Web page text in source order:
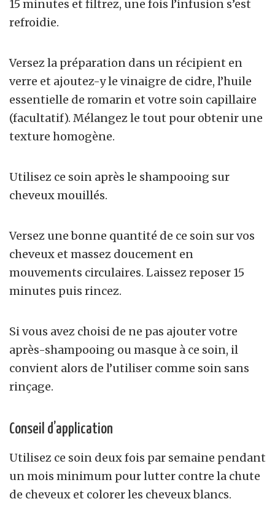
15 minutes et filtrez, une fois l’infusion s’est
refroidie.
Versez la préparation dans un récipient en
verre et ajoutez-y le vinaigre de cidre, l’huile
essentielle de romarin et votre soin capillaire
(facultatif). Mélangez le tout pour obtenir une
texture homogène.
Utilisez ce soin après le shampooing sur
cheveux mouillés.
Versez une bonne quantité de ce soin sur vos
cheveux et massez doucement en
mouvements circulaires. Laissez reposer 15
minutes puis rincez.
Si vous avez choisi de ne pas ajouter votre
après-shampooing ou masque à ce soin, il
convient alors de l’utiliser comme soin sans
rinçage.
Conseil d’application
Utilisez ce soin deux fois par semaine pendant
un mois minimum pour lutter contre la chute
de cheveux et colorer les cheveux blancs.